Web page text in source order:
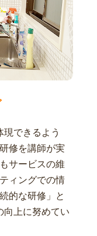
できるよう
修を講師が実
サービスの維
ィングでの情
的な研修」と
向上に努めてい